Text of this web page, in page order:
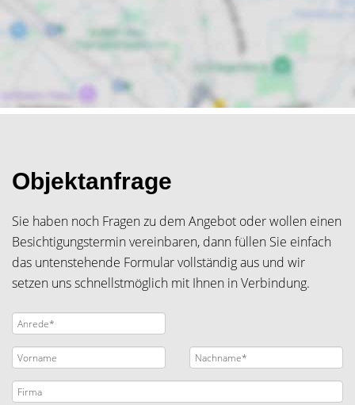
Objektanfrage
Sie haben noch Fragen zu dem Angebot oder wollen einen
Besichtigungstermin vereinbaren, dann füllen Sie einfach
das untenstehende Formular vollständig aus und wir
setzen uns schnellstmöglich mit Ihnen in Verbindung.